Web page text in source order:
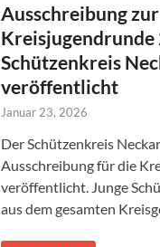
Ausschreibung zur
Kreisjugendrunde
Schützenkreis
veröffentlicht
Januar 23, 2026
Der Schützenkreis
Ausschreibung für die
veröffentlicht. Junge
aus dem gesamten